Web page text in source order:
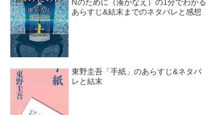
Nのために（湊かなえ）の1分でわかる
あらすじ&結末までのネタバレと感想
東野圭吾「手紙」のあらすじ&ネタバ
レと結末